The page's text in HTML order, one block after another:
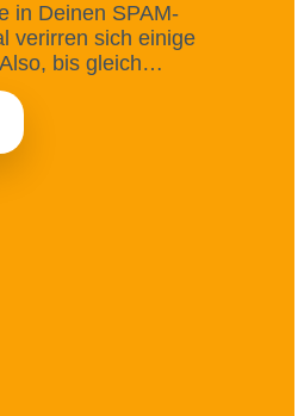
in Deinen SPAM-
verirren sich einige
bis gleich…